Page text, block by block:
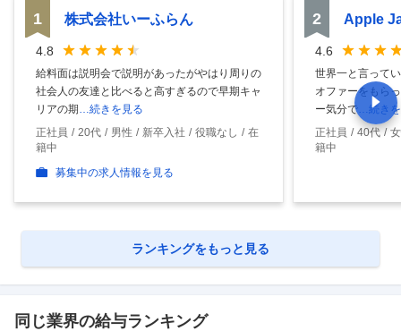
1 株式会社いーふらん
4.8
給料面は説明会で説明があったがやはり周りの
社会人の友達と比べると高すぎるので早期キャ
リアの期 …続きを見る
正社員
20代 男性 新卒入社 役職なし
在
籍中
募集中の求人情報を見る
2 Apple
4.6
世界一と言って
オファーをもら
ー気分で …続き
正社員
40代
籍中
ランキングをもっと見る
同じ業界の給与ランキング